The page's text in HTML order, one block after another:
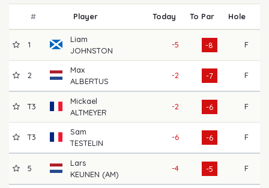
# Player Today To Par Hole
1
Liam
JOHNSTON
-5 -8 F
2
Max
ALBERTUS
-2 -7 F
T3
Mickael
ALTMEYER
-2 -6 F
T3
Sam
TESTELIN
-6 -6 F
5
Lars
KEUNEN (AM)
-4 -5 F